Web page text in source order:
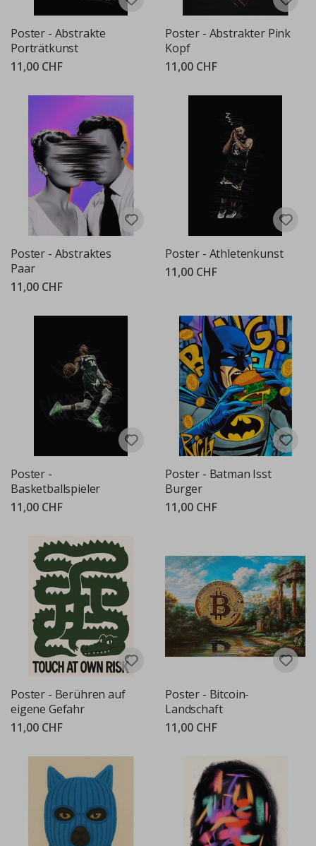
Poster - Abstrakte
Porträtkunst
11,00 CHF
Poster - Abstrakter Pink
Kopf
11,00 CHF
Poster - Abstraktes
Paar
11,00 CHF
Poster - Athletenkunst
11,00 CHF
Poster -
Basketballspieler
11,00 CHF
Poster - Batman Isst
Burger
11,00 CHF
Poster - Berühren auf
eigene Gefahr
11,00 CHF
Poster - Bitcoin-
Landschaft
11,00 CHF